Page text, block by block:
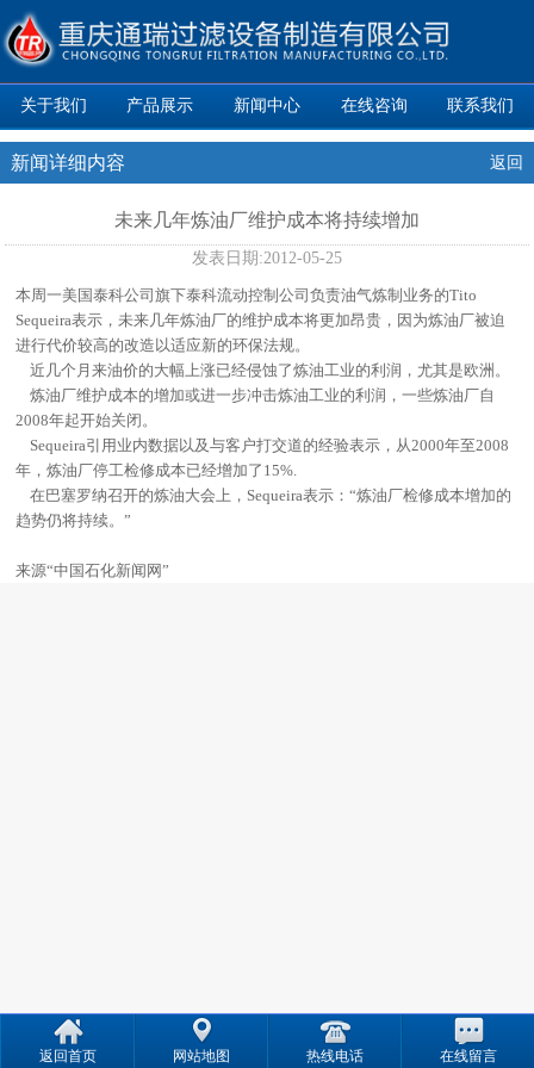
关于我们 产品展示 新闻中心 在线咨询 联系我们
新闻详细内容 返回
未来几年炼油厂维护成本将持续增加
发表日期:2012-05-25
本周一美国泰科公司旗下泰科流动控制公司负责油气炼制业务的Tito
Sequeira表示，未来几年炼油厂的维护成本将更加昂贵，因为炼油厂被迫
进行代价较高的改造以适应新的环保法规。
近几个月来油价的大幅上涨已经侵蚀了炼油工业的利润，尤其是欧洲。
炼油厂维护成本的增加或进一步冲击炼油工业的利润，一些炼油厂自
2008年起开始关闭。
Sequeira引用业内数据以及与客户打交道的经验表示，从2000年至2008
年，炼油厂停工检修成本已经增加了15%.
在巴塞罗纳召开的炼油大会上，Sequeira表示：“炼油厂检修成本增加的
趋势仍将持续。”
来源“中国石化新闻网”
返回首页 网站地图 热线电话 在线留言